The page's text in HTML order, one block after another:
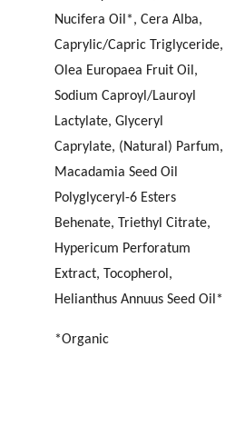
Nucifera Oil*, Cera Alba,
Caprylic/Capric Triglyceride,
Olea Europaea Fruit Oil,
Sodium Caproyl/Lauroyl
Lactylate, Glyceryl
Caprylate, (Natural) Parfum,
Macadamia Seed Oil
Polyglyceryl-6 Esters
Behenate, Triethyl Citrate,
Hypericum Perforatum
Extract, Tocopherol,
Helianthus Annuus Seed Oil*
*Organic